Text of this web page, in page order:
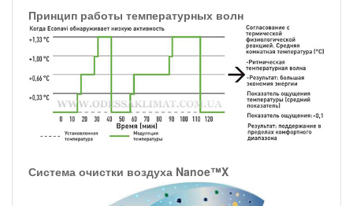
Принцип работы температурных волн
Система очистки воздуха Nanoe™X